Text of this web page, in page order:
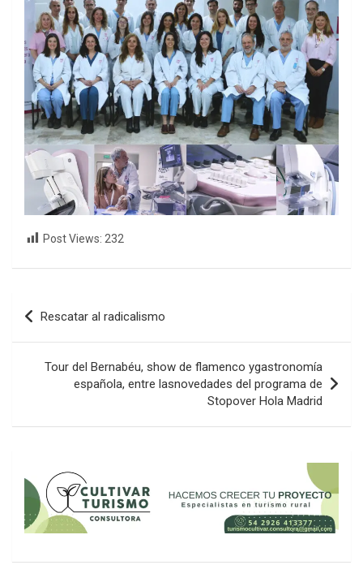
Post Views: 232
Navegación
de
entradas
Rescatar al radicalismo
Tour del Bernabéu, show de flamenco ygastronomía
española, entre lasnovedades del programa de
Stopover Hola Madrid